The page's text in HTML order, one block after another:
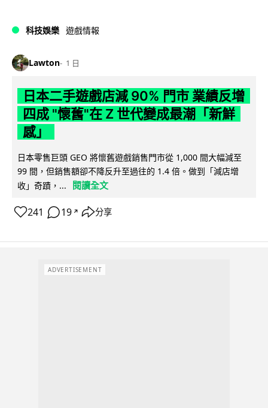
科技娛樂 遊戲情報
Lawton 1 日
日本二手遊戲店減 90% 門市 業績反增
四成 "懷舊"在 Z 世代變成最潮「新鮮
感」
日本零售巨頭 GEO 將懷舊遊戲銷售門市從 1,000 間大幅減至
99 間，但銷售額卻不降反升至過往的 1.4 倍。做到「減店增
收」奇蹟，...
閱讀全文
241 19 ↗ 分享
ADVERTISEMENT